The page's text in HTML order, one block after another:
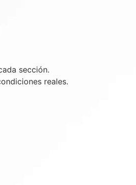
sección.
reales.